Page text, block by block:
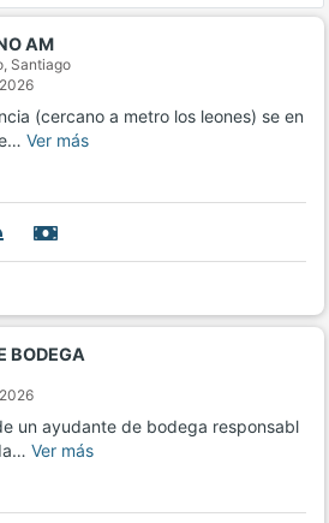
AM
Santiago
(cercano a metro los leones) se en
Ver más
BODEGA
un ayudante de bodega responsabl
Ver más